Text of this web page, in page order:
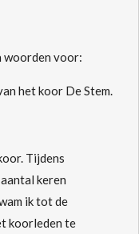
woorden voor:
het koor De Stem.
Tijdens
keren
ik tot de
koorleden te